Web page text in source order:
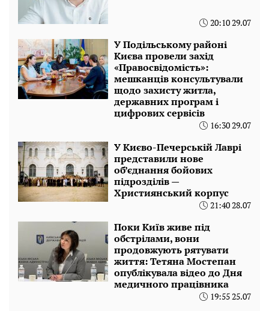
20:10 29.07
У Подільському районі
Києва провели захід
«Правосвідомість»:
мешканців консультували
щодо захисту житла,
державних програм і
цифрових сервісів
16:30 29.07
У Києво-Печерській Лаврі
представили нове
об’єднання бойових
підрозділів —
Християнський корпус
21:40 28.07
Поки Київ живе під
обстрілами, вони
продовжують рятувати
життя: Тетяна Мостепан
опублікувала відео до Дня
медичного працівника
19:55 25.07